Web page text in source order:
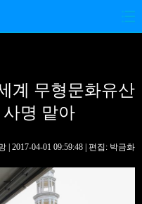
포토
계 무형문화유산
명 맡아
| 2017-04-01 09:59:48 | 편집: 박금화